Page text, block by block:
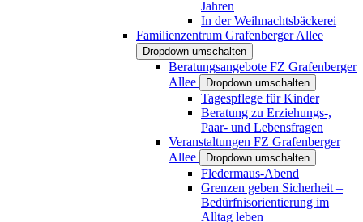
Jahren
In der Weihnachtsbäckerei
Familienzentrum Grafenberger Allee
Dropdown umschalten
Beratungsangebote FZ Grafenberger
Allee
Dropdown umschalten
Tagespflege für Kinder
Beratung zu Erziehungs-,
Paar- und Lebensfragen
Veranstaltungen FZ Grafenberger
Allee
Dropdown umschalten
Fledermaus-Abend
Grenzen geben Sicherheit –
Bedürfnisorientierung im
Alltag leben